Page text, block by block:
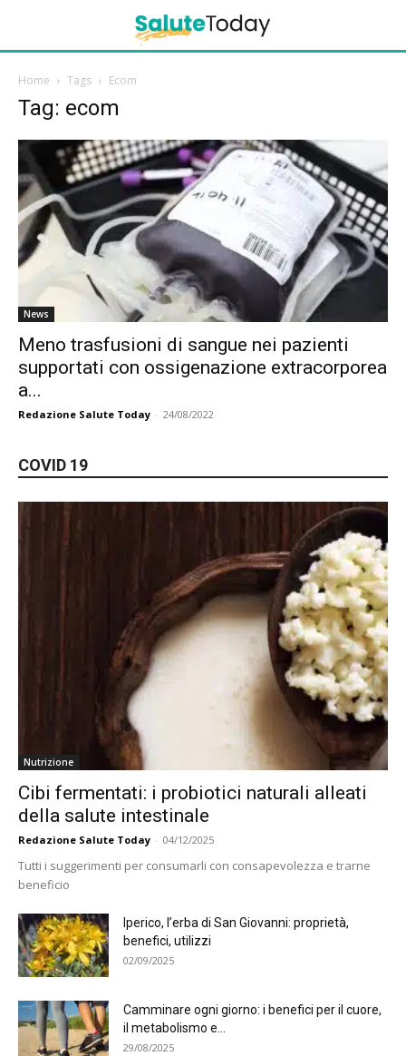
Home Tags Ecom
Tag: ecom
News
Meno trasfusioni di sangue nei pazienti
supportati con ossigenazione extracorporea
a...
Redazione Salute Today - 24/08/2022
COVID 19
Nutrizione
Cibi fermentati: i probiotici naturali alleati
della salute intestinale
Redazione Salute Today - 04/12/2025
Tutti i suggerimenti per consumarli con consapevolezza e trarne
beneficio
Iperico, l’erba di San Giovanni: proprietà,
benefici, utilizzi
02/09/2025
Camminare ogni giorno: i benefici per il cuore,
il metabolismo e...
29/08/2025